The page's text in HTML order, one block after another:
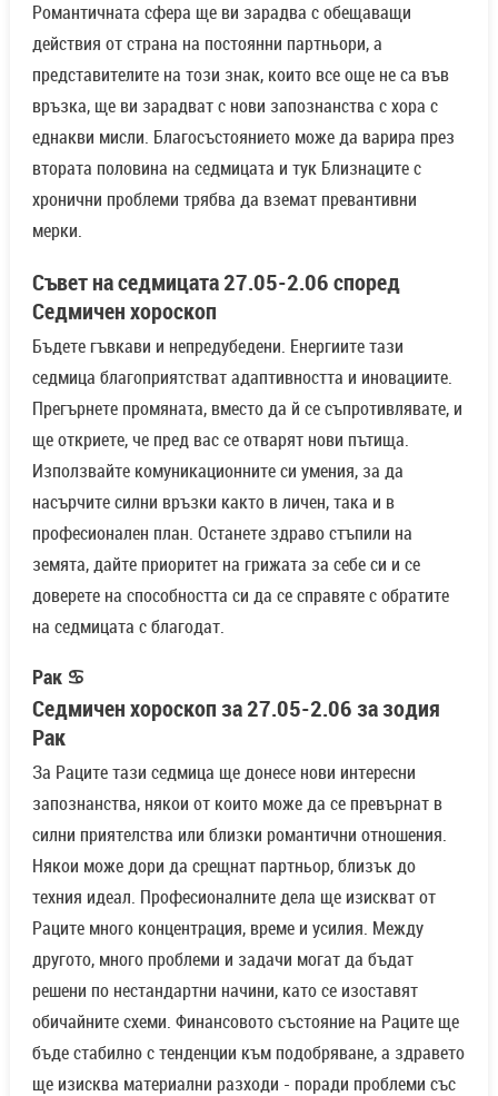
Романтичната сфера ще ви зарадва с обещаващи
действия от страна на постоянни партньори, а
представителите на този знак, които все още не са във
връзка, ще ви зарадват с нови запознанства с хора с
еднакви мисли. Благосъстоянието може да варира през
втората половина на седмицата и тук Близнаците с
хронични проблеми трябва да вземат превантивни
мерки.
Съвет на седмицата 27.05-2.06 според
Седмичен хороскоп
Бъдете гъвкави и непредубедени. Енергиите тази
седмица благоприятстват адаптивността и иновациите.
Прегърнете промяната, вместо да й се съпротивлявате, и
ще откриете, че пред вас се отварят нови пътища.
Използвайте комуникационните си умения, за да
насърчите силни връзки както в личен, така и в
професионален план. Останете здраво стъпили на
земята, дайте приоритет на грижата за себе си и се
доверете на способността си да се справяте с обратите
на седмицата с благодат.
Рак ♋
Седмичен хороскоп за 27.05-2.06 за зодия
Рак
За Раците тази седмица ще донесе нови интересни
запознанства, някои от които може да се превърнат в
силни приятелства или близки романтични отношения.
Някои може дори да срещнат партньор, близък до
техния идеал. Професионалните дела ще изискват от
Раците много концентрация, време и усилия. Между
другото, много проблеми и задачи могат да бъдат
решени по нестандартни начини, като се изоставят
обичайните схеми. Финансовото състояние на Раците ще
бъде стабилно с тенденции към подобряване, а здравето
ще изисква материални разходи - поради проблеми със